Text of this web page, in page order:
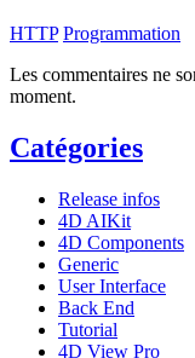
HTTP Programmation
Les commentaires ne
moment.
Catégories
Release infos
4D AIKit
4D Components
Generic
User Interface
Back End
Tutorial
4D View Pro